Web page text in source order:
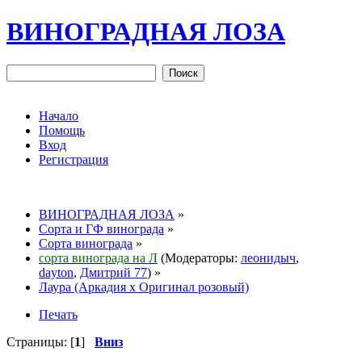
ВИНОГРАДНАЯ ЛОЗА
Начало
Помощь
Вход
Регистрация
ВИНОГРАДНАЯ ЛОЗА »
Сорта и ГФ винограда »
Сорта винограда »
сорта винограда на Л (Модераторы: леонидыч,
dayton, Дмитрий 77) »
Лаура (Аркадия х Оригинал розовый)
Печать
Страницы: [1] Вниз